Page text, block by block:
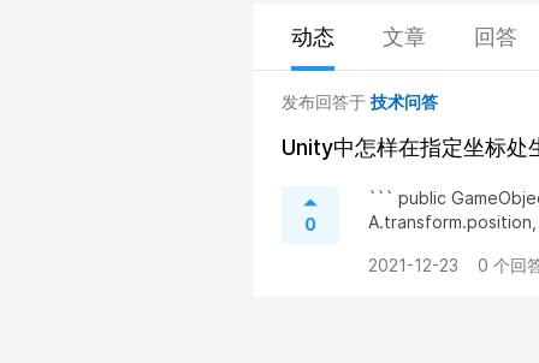
动态 文章 回答
发布回答于 技术问答
Unity中怎样在指定坐标处
0
``` public
2021-12-23 0 个回